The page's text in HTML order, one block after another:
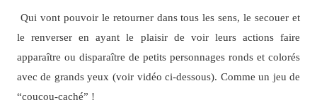
Qui vont pouvoir le retourner dans tous les sens, le secouer et
le renverser en ayant le plaisir de voir leurs actions faire
apparaître ou disparaître de petits personnages ronds et colorés
avec de grands yeux (voir vidéo ci-dessous). Comme un jeu de
“coucou-caché” !